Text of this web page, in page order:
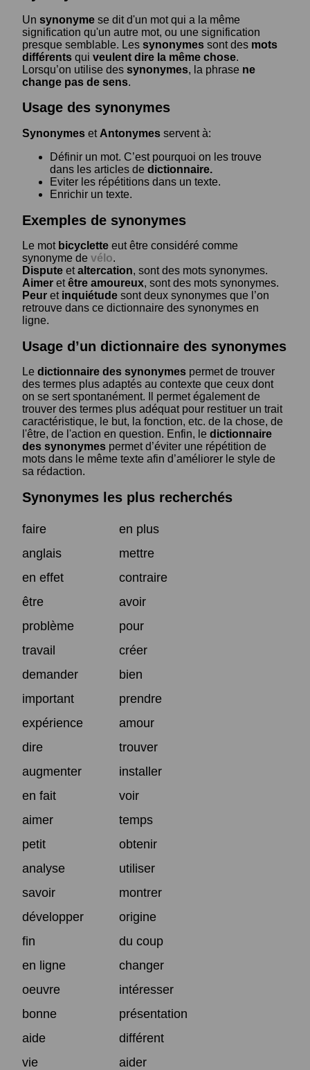
Un synonyme se dit d'un mot qui a la même
signification qu'un autre mot, ou une signification
presque semblable. Les synonymes sont des mots
différents qui veulent dire la même chose.
Lorsqu’on utilise des synonymes, la phrase ne
change pas de sens.
Usage des synonymes
Synonymes et Antonymes servent à:
Définir un mot. C’est pourquoi on les trouve
dans les articles de dictionnaire.
Eviter les répétitions dans un texte.
Enrichir un texte.
Exemples de synonymes
Le mot bicyclette eut être considéré comme
synonyme de vélo.
Dispute etaltercation, sont des mots synonymes.
Aimer etêtre amoureux, sont des mots synonymes.
Peur et inquiétude sont deux synonymes que l’on
retrouve dans ce dictionnaire des synonymes en
ligne.
Usage d’un dictionnaire des synonymes
Le dictionnaire des synonymes permet de trouver
des termes plus adaptés au contexte que ceux dont
on se sert spontanément. Il permet également de
trouver des termes plus adéquat pour restituer un trait
caractéristique, le but, la fonction, etc. de la chose, de
l'être, de l'action en question. Enfin, le dictionnaire
des synonymes permet d’éviter une répétition de
mots dans le même texte afin d’améliorer le style de
sa rédaction.
Synonymes les plus recherchés
faire
en plus
anglais
mettre
en effet
contraire
être
avoir
problème
pour
travail
créer
demander
bien
important
prendre
expérience
amour
dire
trouver
augmenter
installer
en fait
voir
aimer
temps
petit
obtenir
analyse
utiliser
savoir
montrer
développer
origine
fin
du coup
en ligne
changer
oeuvre
intéresser
bonne
présentation
aide
différent
vie
aider